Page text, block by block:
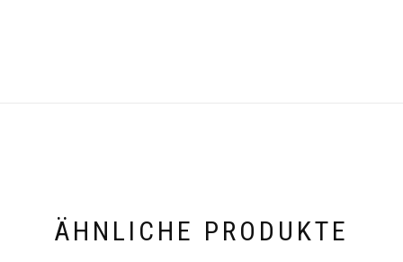
ÄHNLICHE PRODUKTE